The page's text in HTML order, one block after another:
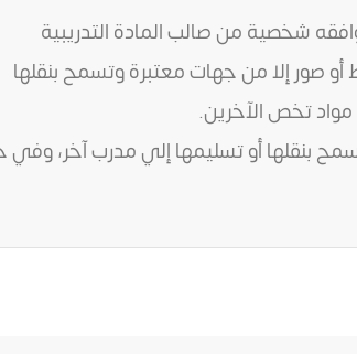
شخصية من صالب المادة التدريبية
أو صور إلا من جهات معتبرة وتسمح بنقلها
مواد تخص الآخرين.
بنقلها أو تسليمها إلي مدرب آخر،